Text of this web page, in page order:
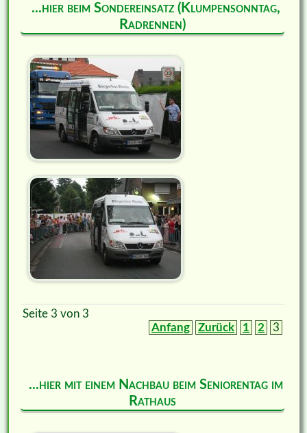
...hier beim Sondereinsatz (Klumpensonntag,
Radrennen)
Seite 3 von 3
Anfang
Zurück 1 2 3
...hier mit einem Nachbau beim Seniorentag im
Rathaus